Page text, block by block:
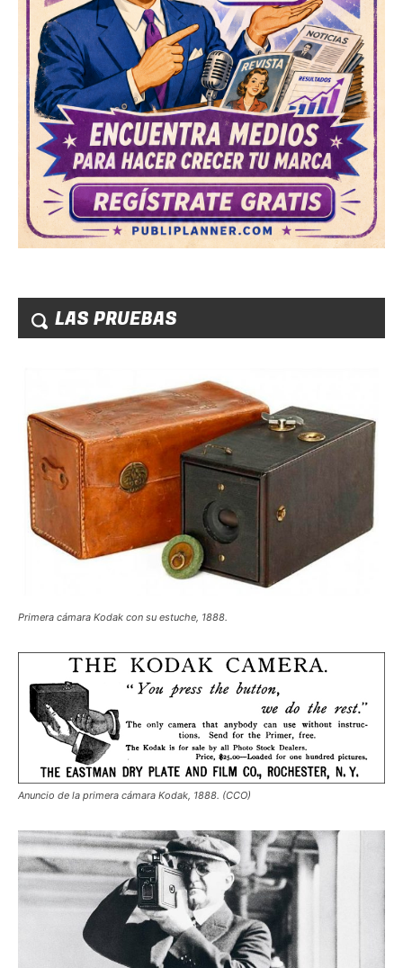
LAS PRUEBAS
Primera cámara Kodak con su estuche, 1888.
Anuncio de la primera cámara Kodak, 1888. (CCO)